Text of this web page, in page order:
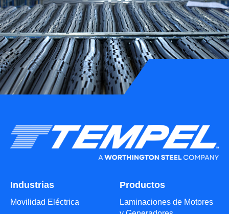
Industrias
Movilidad Eléctrica
Productos
Laminaciones de Motores